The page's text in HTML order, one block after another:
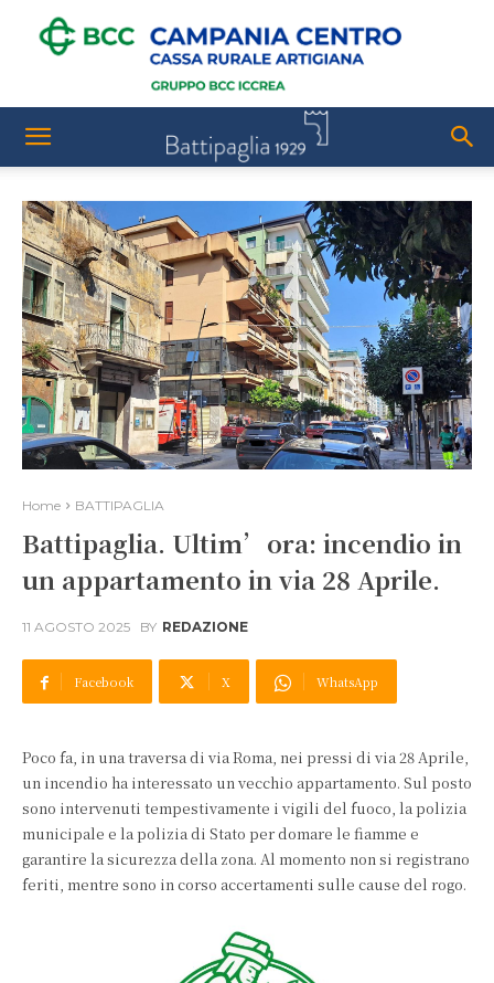
Home BATTIPAGLIA
Battipaglia. Ultim’ora: incendio in
un appartamento in via 28 Aprile.
11 AGOSTO 2025 BY REDAZIONE
Facebook X WhatsApp
Poco fa, in una traversa di via Roma, nei pressi di via 28 Aprile,
un incendio ha interessato un vecchio appartamento. Sul posto
sono intervenuti tempestivamente i vigili del fuoco, la polizia
municipale e la polizia di Stato per domare le fiamme e
garantire la sicurezza della zona. Al momento non si registrano
feriti, mentre sono in corso accertamenti sulle cause del rogo.